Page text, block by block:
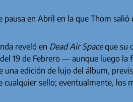
en Abril en la que Thom
reveló en Dead Air Spaceque su
19 de Febrero — aunque luego la
edición de lujo del álbum,
sello; eventualmente, los